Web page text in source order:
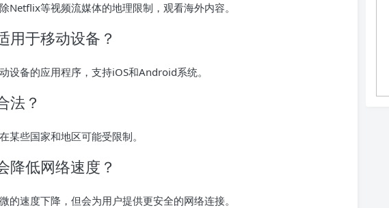
Netflix等视频流媒体的地理限制，观看海外内容。
用于移动设备？
设备的应用程序，支持iOS和Android系统。
法？
某些国家和地区可能受限制。
降低网络速度？
的速度下降，但会为用户提供更安全的网络连接。